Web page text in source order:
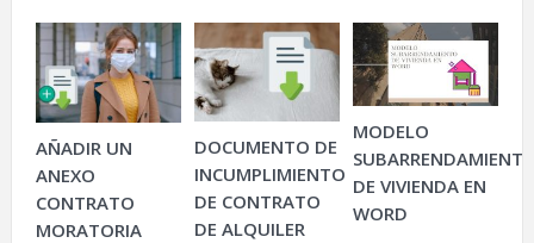
AÑADIR UN
ANEXO
CONTRATO
MORATORIA
DOCUMENTO DE
INCUMPLIMIENTO
DE CONTRATO
DE ALQUILER
MODELO
DE VIVIENDA EN
WORD